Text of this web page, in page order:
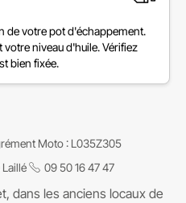
de votre pot d'échappement.
niveau d'huile. Vérifiez
bien fixée.
Moto : L035Z305
09 50 16 47 47
dans les anciens locaux de